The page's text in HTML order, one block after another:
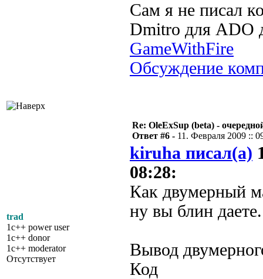
Сам я не писал
Dmitro для ADO
GameWithFire
Обсуждение
trad
1c++ power user
1c++ donor
1c++ moderator
Отсутствует
Re: OleExSup (beta) -
Ответ #6 - 11. Февраля 2009 ::
kiruha писал(а)
08:28:
Как двумерный
ну вы блин
Вывод
Код